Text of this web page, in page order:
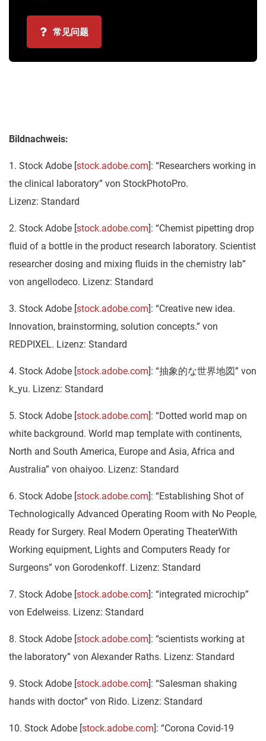
常见问题
Bildnachweis:
1. Stock Adobe [stock.adobe.com]: “Researchers working in
the clinical laboratory” von StockPhotoPro.
Lizenz: Standard
2. Stock Adobe [stock.adobe.com]: “Chemist pipetting drop
fluid of a bottle in the product research laboratory. Scientist
researcher dosing and mixing fluids in the chemistry lab”
von angellodeco. Lizenz: Standard
3. Stock Adobe [stock.adobe.com]: “Creative new idea.
Innovation, brainstorming, solution concepts.” von
REDPIXEL. Lizenz: Standard
4. Stock Adobe [stock.adobe.com]: “抽象的な世界地図” von
k_yu. Lizenz: Standard
5. Stock Adobe [stock.adobe.com]: “Dotted world map on
white background. World map template with continents,
North and South America, Europe and Asia, Africa and
Australia” von ohaiyoo. Lizenz: Standard
6. Stock Adobe [stock.adobe.com]: “Establishing Shot of
Technologically Advanced Operating Room with No People,
Ready for Surgery. Real Modern Operating TheaterWith
Working equipment, Lights and Computers Ready for
Surgeons” von Gorodenkoff. Lizenz: Standard
7. Stock Adobe [stock.adobe.com]: “integrated microchip”
von Edelweiss. Lizenz: Standard
8. Stock Adobe [stock.adobe.com]: “scientists working at
the laboratory” von Alexander Raths. Lizenz: Standard
9. Stock Adobe [stock.adobe.com]: “Salesman shaking
hands with doctor” von Rido. Lizenz: Standard
10. Stock Adobe [stock.adobe.com]: “Corona Covid-19